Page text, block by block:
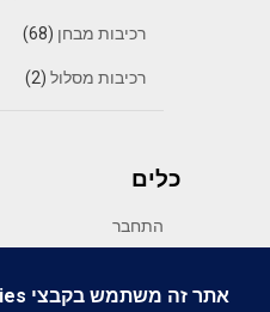
רכיבות מבחן (68)
רכיבות מסלול(2)
כלים
התחבר